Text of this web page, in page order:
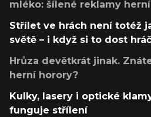
mléko: šílené reklamy
Střílet ve hrách není totéž
světě – i když si to dost
Hrůza devětkrát jinak.
herní horory?
Kulky, lasery i optické
funguje střílení